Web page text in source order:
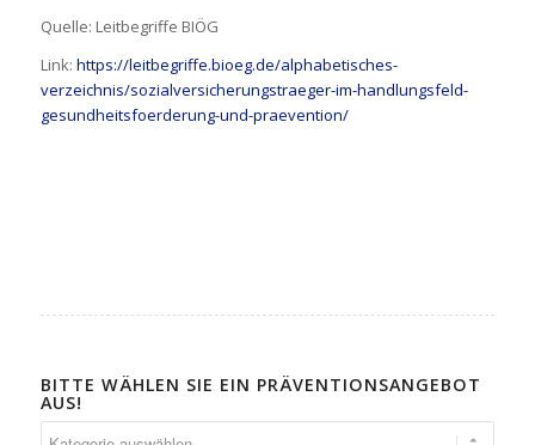
Quelle: Leitbegriffe BIÖG
Link: https://leitbegriffe.bioeg.de/alphabetisches-
verzeichnis/sozialversicherungstraeger-im-handlungsfeld-
gesundheitsfoerderung-und-praevention/
BITTE WÄHLEN SIE EIN PRÄVENTIONSANGEBOT
AUS!